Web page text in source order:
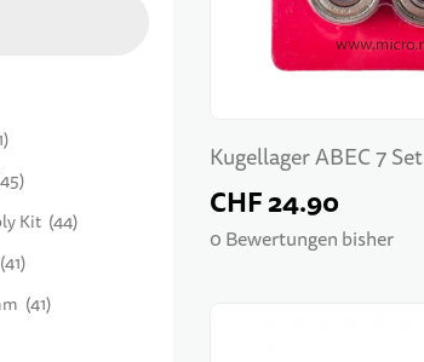
45
Kit 44
41
41
Kugellager ABEC 7 Set
CHF 24.90
0 Bewertungen bisher